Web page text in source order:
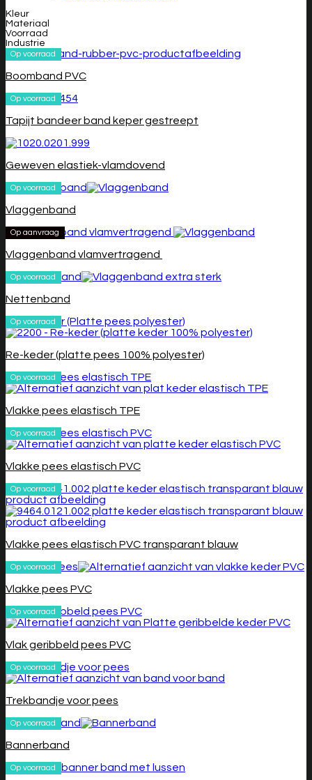
Kleur
Materiaal
Voorraad
Industrie
Op voorraad
Boomband PVC
Op voorraad
Tapijt bandeer band keper gestreept
Geweven elastiek-vlamdovend
Op voorraad
Vlaggenband
Op aanvraag
Vlaggenband vlamvertragend
Op voorraad
Nettenband
Op voorraad
Re-keder (platte pees 100% polyester)
Op voorraad
Vlakke pees elastisch TPE
Op voorraad
Vlakke pees elastisch PVC
Op voorraad
Vlakke pees elastisch PVC transparant blauw
Op voorraad
Vlakke pees PVC
Op voorraad
Vlak geribbeld pees PVC
Op voorraad
Trekbandje voor pees
Op voorraad
Bannerband
Op voorraad